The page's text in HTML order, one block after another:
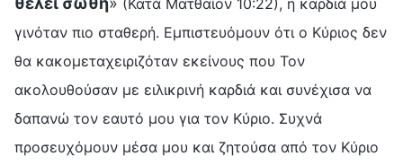
γινόταν πιο σταθερή. Εμπιστευόμουν ότι ο Κύριος δεν
θα κακομεταχειριζόταν εκείνους που Τον
ακολουθούσαν με ειλικρινή καρδιά και συνέχισα να
δαπανώ τον εαυτό μου για τον Κύριο. Συχνά
προσευχόμουν μέσα μου και ζητούσα από τον Κύριο